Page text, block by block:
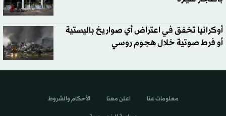
أوكرانيا تخفق في اعتراض أي صواريخ باليستية
أو فرط صوتية خلال هجوم روسي
معلومات عنا اعلن معنا الأحكام والشروط